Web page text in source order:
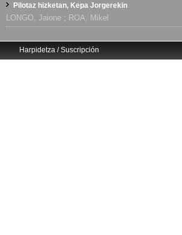
Pilotaz hizketan, Kepa Jorgerekin
LONGO, Jaione ; ROA, Mikel
Harpidetza / Suscripción